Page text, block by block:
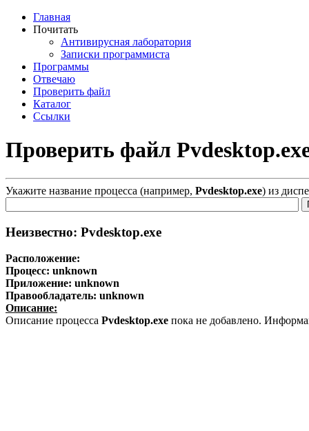
Главная
Почитать
Антивирусная лаборатория
Записки программиста
Программы
Отвечаю
Проверить файл
Каталог
Ссылки
Проверить файл
Укажите название процесса (например, Pvdesktop.exe) из
Неизвестно: Pvdesktop.exe
Расположение:
Процесс: unknown
Приложение: unknown
Правообладатель: unknown
Описание:
Описание процесса Pvdesktop.exe пока не добавлено.